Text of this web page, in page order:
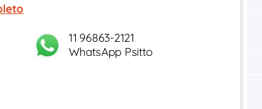
11 96863-2121
WhatsApp Psitto